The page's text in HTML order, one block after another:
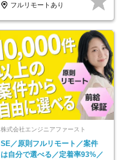
フルリモートあり
株式会社エンジニアファースト
SE／原則フルリモート／案件
は自分で選べる／定着率93%／